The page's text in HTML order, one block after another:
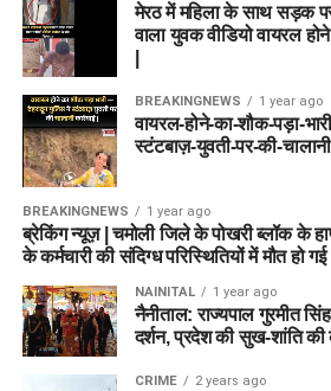
मेरठ में महिला के साथ सड़क
वाला युवक वीडियो वायरल
BREAKINGNEWS 1 year ago
वायरल-होने-का-शौक-पड़ा-
स्टंटबाज़-युवती-पर-की-चालानी-
BREAKINGNEWS 1 year ago
ब्रेकिंग न्यूज़ | चमोली जिले के पोखरी ब्लॉक के
के कर्मचारी की संदिग्ध परिस्थितियों में मौत हो
NAINITAL 1 year ago
नैनीताल: राज्यपाल गुरमीत
दर्शन, प्रदेश की सुख-शांति
CRIME 2 years ago